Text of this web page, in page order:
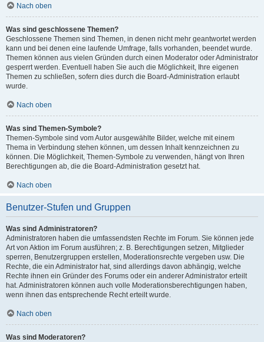
Nach oben
Was sind geschlossene Themen?
Geschlossene Themen sind Themen, in denen nicht mehr geantwortet werden
kann und bei denen eine laufende Umfrage, falls vorhanden, beendet wurde.
Themen können aus vielen Gründen durch einen Moderator oder Administrator
gesperrt werden. Eventuell haben Sie auch die Möglichkeit, Ihre eigenen
Themen zu schließen, sofern dies durch die Board-Administration erlaubt
wurde.
Nach oben
Was sind Themen-Symbole?
Themen-Symbole sind vom Autor ausgewählte Bilder, welche mit einem
Thema in Verbindung stehen können, um dessen Inhalt kennzeichnen zu
können. Die Möglichkeit, Themen-Symbole zu verwenden, hängt von Ihren
Berechtigungen ab, die die Board-Administration gesetzt hat.
Nach oben
Benutzer-Stufen und Gruppen
Was sind Administratoren?
Administratoren haben die umfassendsten Rechte im Forum. Sie können jede
Art von Aktion im Forum ausführen; z. B. Berechtigungen setzen, Mitglieder
sperren, Benutzergruppen erstellen, Moderationsrechte vergeben usw. Die
Rechte, die ein Administrator hat, sind allerdings davon abhängig, welche
Rechte ihnen ein Gründer des Forums oder ein anderer Administrator erteilt
hat. Administratoren können auch volle Moderationsberechtigungen haben,
wenn ihnen das entsprechende Recht erteilt wurde.
Nach oben
Was sind Moderatoren?